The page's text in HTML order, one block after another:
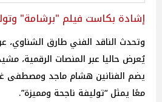
إشادة بكاست فيلم "برشامة"
وتحدث الناقد الفني طارق الشناوي،
يُعرض حاليا عبر المنصات الرقمية،
يضم الفنانين هشام ماجد ومصطفى
معًا يمثل “توليفة ناجحة ومميزة”.